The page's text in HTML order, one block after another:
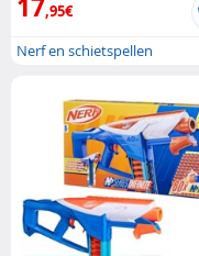
,95€
Nerf en schietspellen